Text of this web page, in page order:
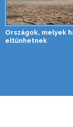
Országok, melyek
eltűnhetnek